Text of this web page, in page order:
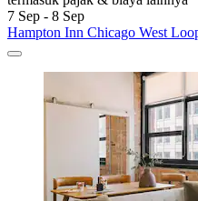
7 Sep - 8 Sep
Hampton Inn Chicago West